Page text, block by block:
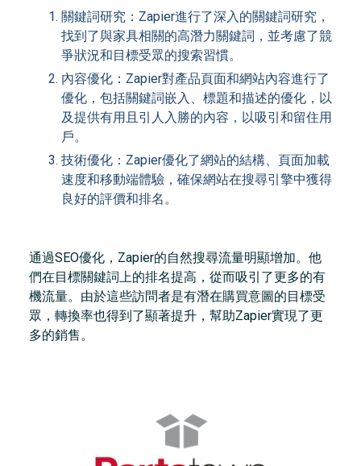
關鍵詞研究：Zapier進行了深入的關鍵詞研究，
找到了與家具相關的高潛力關鍵詞，並考慮了競
爭狀況和目標受眾的搜索習慣。
內容優化：Zapier對產品頁面和網站內容進行了
優化，包括關鍵詞嵌入、標題和描述的優化，以
及提供有用且引人入勝的內容，以吸引和留住用
戶。
技術優化：Zapier優化了網站的結構、頁面加載
速度和移動端體驗，確保網站在搜尋引擎中獲得
良好的評價和排名。
通過SEO優化，Zapier的自然搜尋流量明顯增加。他
們在目標關鍵詞上的排名提高，從而吸引了更多的有
機流量。由於這些訪問者是有潛在購買意圖的目標受
眾，轉換率也得到了顯著提升，幫助Zapier實現了更
多的銷售。